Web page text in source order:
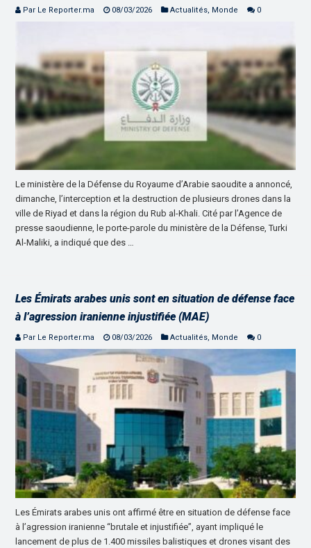
Par Le Reporter.ma 08/03/2026 Actualités, Monde 0
Le ministère de la Défense du Royaume d’Arabie saoudite a annoncé,
dimanche, l’interception et la destruction de plusieurs drones dans la
ville de Riyad et dans la région du Rub al-Khali. Cité par l’Agence de
presse saoudienne, le porte-parole du ministère de la Défense, Turki
Al-Maliki, a indiqué que des …
Les Émirats arabes unis sont en situation de défense face
à l’agression iranienne injustifiée (MAE)
Par Le Reporter.ma 08/03/2026 Actualités, Monde 0
Les Émirats arabes unis ont affirmé être en situation de défense face
à l’agression iranienne “brutale et injustifiée”, ayant impliqué le
lancement de plus de 1.400 missiles balistiques et drones visant des